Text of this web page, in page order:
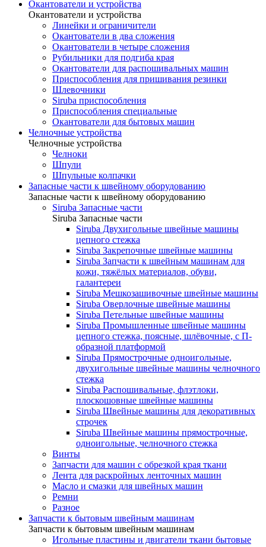
Окантователи и устройства
Окантователи и устройства
Линейки и ограничители
Окантователи в два сложения
Окантователи в четыре сложения
Рубильники для подгиба края
Окантователи для распошивальных машин
Приспособления для пришивания резинки
Шлевочники
Siruba приспособления
Приспособления специальные
Окантователи для бытовых машин
Челночные устройства
Челночные устройства
Челноки
Шпули
Шпульные колпачки
Запасные части к швейному оборудованию
Запасные части к швейному оборудованию
Siruba Запасные части
Siruba Запасные части
Siruba Двухигольные швейные машины
цепного стежка
Siruba Закрепочные швейные машины
Siruba Запчасти к швейным машинам для
кожи, тяжёлых материалов, обуви,
галантереи
Siruba Мешкозашивочные швейные машины
Siruba Оверлочные швейные машины
Siruba Петельные швейные машины
Siruba Промышленные швейные машины
цепного стежка, поясные, шлёвочные, с П-
образной платформой
Siruba Прямострочные одноигольные,
двухигольные швейные машины челночного
стежка
Siruba Распошивальные, флэтлоки,
плоскошовные швейные машины
Siruba Швейные машины для декоративных
строчек
Siruba Швейные машины прямострочные,
одноигольные, челночного стежка
Винты
Запчасти для машин с обрезкой края ткани
Лента для раскройных ленточных машин
Масло и смазки для швейных машин
Ремни
Разное
Запчасти к бытовым швейным машинам
Запчасти к бытовым швейным машинам
Игольные пластины и двигатели ткани бытовые